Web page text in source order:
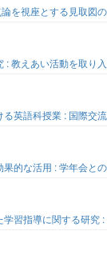
を視座とする見取図
教えあい活動を取り
英語科授業 : 国際交
的な活用 : 学年会と
習指導に関する研究